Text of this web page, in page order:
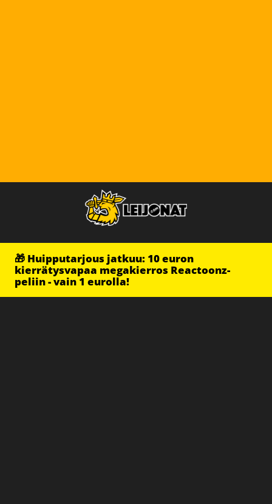
🎁 Huipputarjous jatkuu: 10 euron
kierrätysvapaa megakierros Reactoonz-
peliin - vain 1 eurolla!